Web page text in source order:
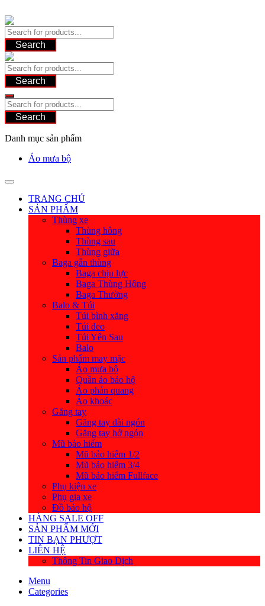
Skip
to
content
Search
Search
Search
Danh mục sản phẩm
Áo mưa bộ
TRANG CHỦ
SẢN PHẨM
Thùng xe
Thùng hông
Thùng sau
Thùng giữa
Baga gắn thùng
Baga chịu lực
Baga Thùng Hông
Baga Thường
Balo & Túi
Túi bình xăng
Túi đeo
Túi Yên Sau
Balo
Sản phẩm may mặc
Áo mưa bộ
Quần áo bảo hộ
Áo phản quang
Áo khoác
Găng tay
Găng tay dài ngón
Găng tay hở ngón
Mũ bảo hiểm
Mũ bảo hiểm 1/2
Mũ bảo hiểm 3/4
Mũ bảo hiểm Fullface
Phụ kiện xe
Phụ gia xe
Đồ bảo hộ
HÀNG SALE OFF
SẢN PHẨM MỚI
TIN BẠN PHƯỢT
LIÊN HỆ
Thông Tin Giao Dịch
Menu
Categories